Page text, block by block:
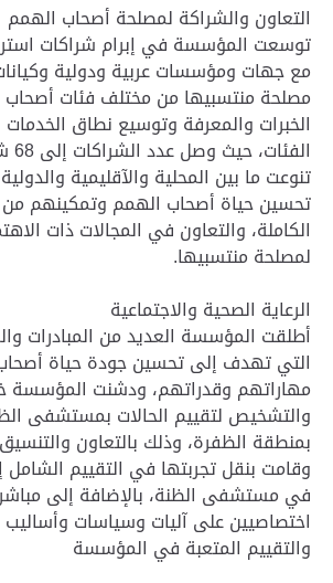
التعاون والشراكة لمصلحة أصحاب الهمم
توسعت المؤسسة في إبرام شراكات
مع جهات ومؤسسات عربية ودولية
مصلحة منتسبيها من مختلف فئات أصحاب
الخبرات والمعرفة وتوسيع نطاق
تنوعت ما بين المحلية والآقليمية
تحسين حياة أصحاب الهمم وتمكينهم من
الكاملة، والتعاون في المجالات ذات
لمصلحة منتسبيها.
الرعاية الصحية والاجتماعية
أطلقت المؤسسة العديد من المبادرات
التي تهدف إلى تحسين جودة حياة
مهاراتهم وقدراتهم، ودشنت المؤسسة
والتشخيص لتقييم الحالات بمستشفى
بمنطقة الظفرة، وذلك بالتعاون
وقامت بنقل تجربتها في التقييم
اختصاصيين على آليات وسياسات
والتقييم المتعبة في المؤسسة